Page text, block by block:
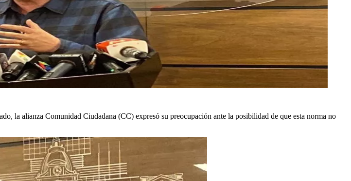
la alianza Comunidad Ciudadana (CC) expresó su preocupación ante la posibilidad de que esta norma no